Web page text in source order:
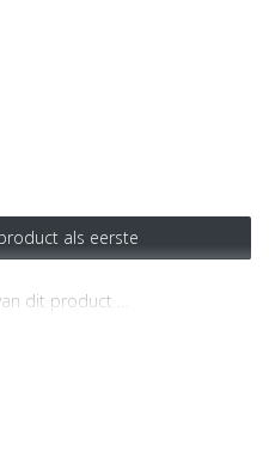
als eerste
dit product …